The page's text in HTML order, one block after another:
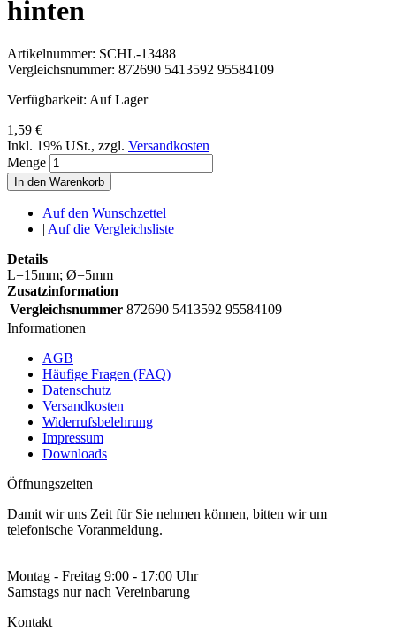
hinten
Artikelnummer: SCHL-13488
Vergleichsnummer: 872690 5413592 95584109
Verfügbarkeit: Auf Lager
1,59 €
Inkl. 19% USt., zzgl. Versandkosten
Menge
In den Warenkorb
Auf den Wunschzettel
| Auf die Vergleichsliste
Details
L=15mm; Ø=5mm
Zusatzinformation
Vergleichsnummer 872690 5413592 95584109
Informationen
AGB
Häufige Fragen (FAQ)
Datenschutz
Versandkosten
Widerrufsbelehrung
Impressum
Downloads
Öffnungszeiten
Damit wir uns Zeit für Sie nehmen können, bitten wir um
telefonische Voranmeldung.
Montag - Freitag 9:00 - 17:00 Uhr
Samstags nur nach Vereinbarung
Kontakt